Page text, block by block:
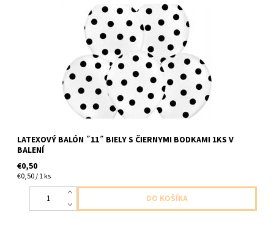
latexovy balon biely s ciernymi bodkami 1ks v baleni velkost do
30cm dodavame nenafukany
LATEXOVÝ BALÓN ˝11˝ BIELY S ČIERNYMI BODKAMI 1KS V
BALENÍ
€0,50
€0,50 / 1 ks